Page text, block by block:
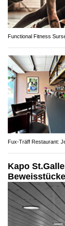
Functional Fitness
Fux-Träff Restaurant:
Kapo